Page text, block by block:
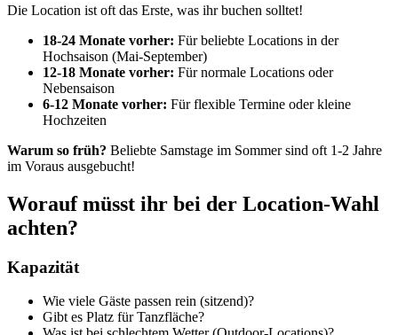
Die Location ist oft das Erste, was ihr buchen solltet!
18-24 Monate vorher: Für beliebte Locations in der
Hochsaison (Mai-September)
12-18 Monate vorher: Für normale Locations oder
Nebensaison
6-12 Monate vorher: Für flexible Termine oder kleine
Hochzeiten
Warum so früh? Beliebte Samstage im Sommer sind oft 1-2 Jahre
im Voraus ausgebucht!
Worauf müsst ihr bei der Location-Wahl
achten?
Kapazität
Wie viele Gäste passen rein (sitzend)?
Gibt es Platz für Tanzfläche?